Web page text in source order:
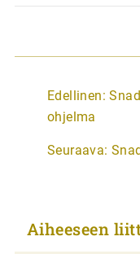
A
r
i
e
Edellinen:
ohjelma
Seuraava:
Aiheeseen